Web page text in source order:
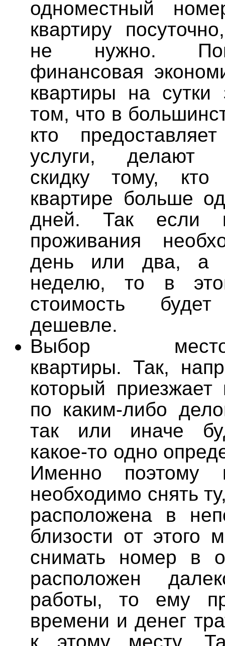
одноместный
квартиру
не нужно.
финансовая
квартиры на сутки
том, что в
кто
услуги, делают
скидку тому,
квартире больше
дней. Так если
проживания
день или два, а
неделю, то в
стоимость будет
дешевле.
Выбор
квартиры. Так,
который
по каким-либо
так или иначе
какое-то одно
Именно поэтому
необходимо снять
расположена в
близости от этого
снимать номер в
расположен
работы, то ему
времени и денег